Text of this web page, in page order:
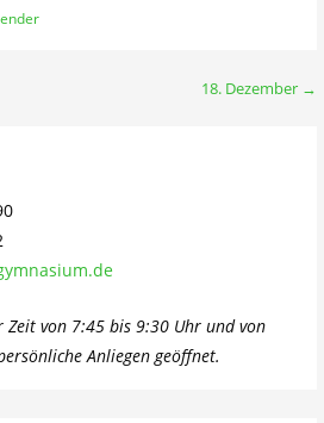
18. Dezember →
von 7:45 bis 9:30 Uhr und von
Anliegen geöffnet.